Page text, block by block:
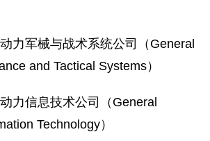
军械与战术系统公司（General
and Tactical Systems）
信息技术公司（General
Technology）